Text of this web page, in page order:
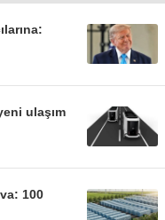
ulaşım
100